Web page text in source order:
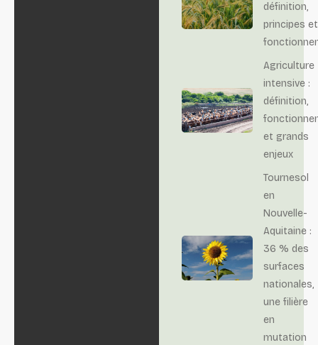
définition,
principes et
Agriculture
intensive :
définition,
et grands
enjeux
Tournesol
en
Nouvelle-
Aquitaine :
36 % des
surfaces
nationales,
une filière
en
mutation